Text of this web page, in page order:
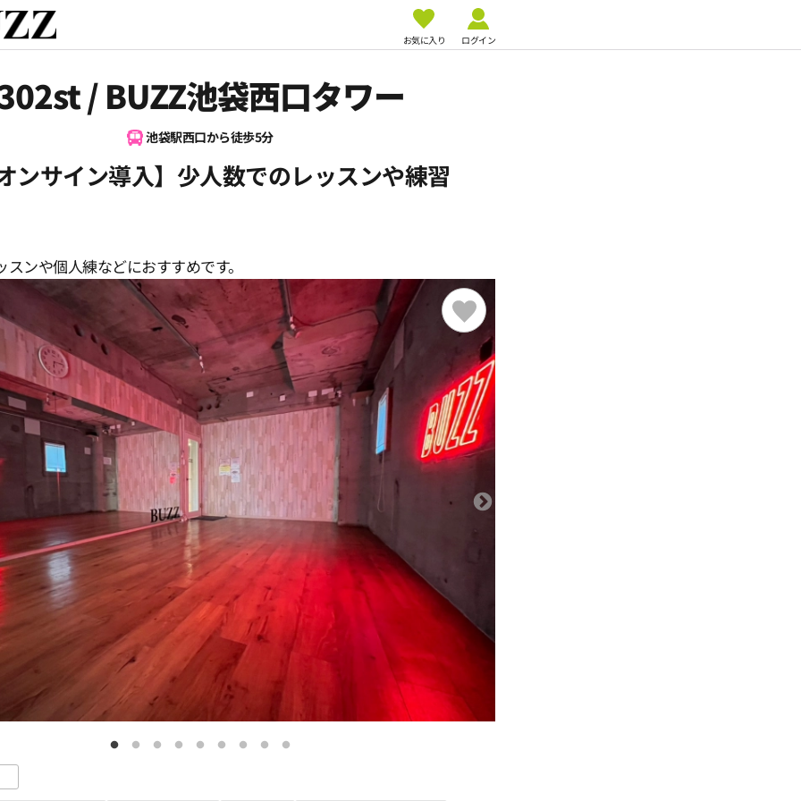
お気に入り ログイン
/ BUZZ池袋西口タワー
池袋駅西口から徒歩5分
ンサイン導入】少人数でのレッスンや練習
ンや個人練などにおすすめです。